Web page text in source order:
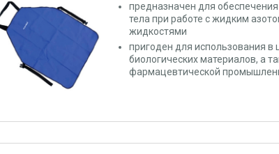
предназначен для
тела при работе с жидким
жидкостями
пригоден для использования в
биологических материалов, а
фармацевтической